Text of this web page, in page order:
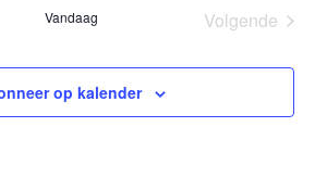
Vandaag Volgende
op kalender